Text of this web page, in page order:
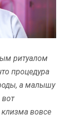
ритуалом
процедура
а малышу
вот
вовсе